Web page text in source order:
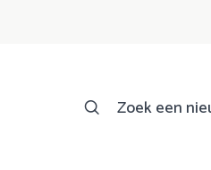
Zoek een